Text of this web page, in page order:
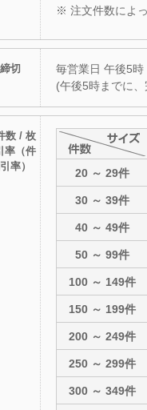
※ 注文件数によ
切
毎営業日 午後5時
(午後5時までに
数 / 枚
率（件
率）
20 ～ 29件
30 ～ 39件
40 ～ 49件
50 ～ 99件
100 ～ 149件
150 ～ 199件
200 ～ 249件
250 ～ 299件
300 ～ 349件